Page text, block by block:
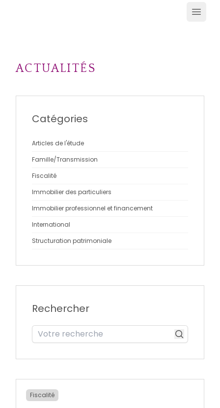
ACTUALITÉS
Catégories
Articles de l'étude
Famille/Transmission
Fiscalité
Immobilier des particuliers
Immobilier professionnel et financement
International
Structuration patrimoniale
Rechercher
Fiscalité